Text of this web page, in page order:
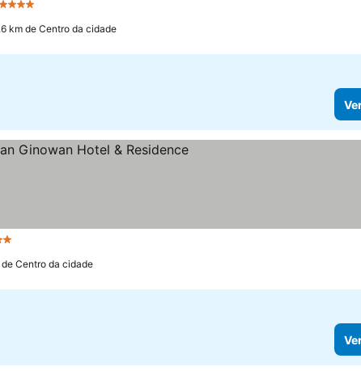
Estrelas
km de Centro da cidade
Centro da cidade